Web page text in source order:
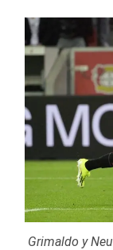
Grimaldo y